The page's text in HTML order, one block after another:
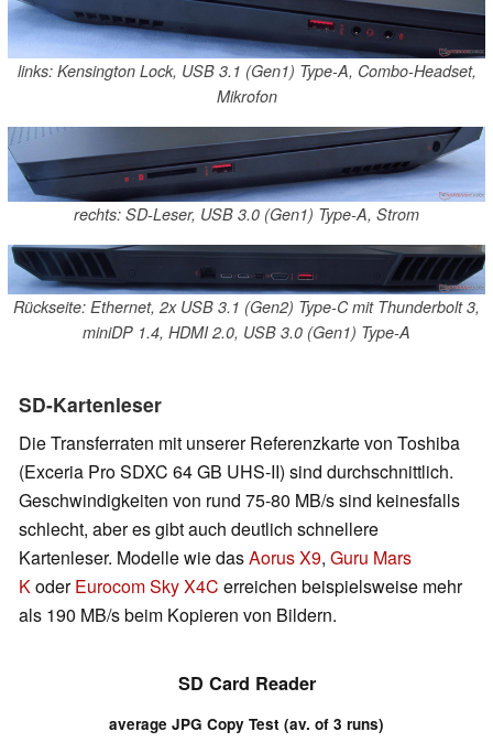
links: Kensington Lock, USB 3.1 (Gen1) Type-A, Combo-Headset,
Mikrofon
rechts: SD-Leser, USB 3.0 (Gen1) Type-A, Strom
Rückseite: Ethernet, 2x USB 3.1 (Gen2) Type-C mit Thunderbolt 3,
miniDP 1.4, HDMI 2.0, USB 3.0 (Gen1) Type-A
SD-Kartenleser
Die Transferraten mit unserer Referenzkarte von Toshiba
(Exceria Pro SDXC 64 GB UHS-II) sind durchschnittlich.
Geschwindigkeiten von rund 75-80 MB/s sind keinesfalls
schlecht, aber es gibt auch deutlich schnellere
Kartenleser. Modelle wie dasAorus X9, Guru Mars
KoderEurocom Sky X4C erreichen beispielsweise mehr
als 190 MB/s beim Kopieren von Bildern.
SD Card Reader
average JPG Copy Test (av. of 3 runs)